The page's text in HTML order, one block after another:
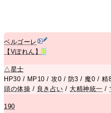
ベルゴーレ
【Vぽれん】
R
△星士
HP30 / MP10 / 攻0 / 防3 / 魔0 / 精
頭の体操 / 良き占い / 大精神統一 /
190